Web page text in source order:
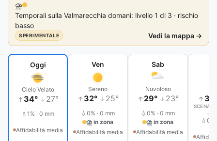
⛈️
Temporali sulla Valmarecchia domani: livello 1 di 3 · rischio
basso
SPERIMENTALE Vedi la mappa →
Oggi
Cielo Velato
↑ 34° ↓ 27°
💧1% · 0 mm
Affidabilità media
Ven
Sereno
↑ 32° ↓ 25°
💧0% · 0 mm
⛈ in zona
Affidabilità media
Sab
Nuvoloso
↑ 29° ↓ 23°
💧0% · 0 mm
⛈ in zona
Affidabilità media
↑
SCENARI
↓
💧0%